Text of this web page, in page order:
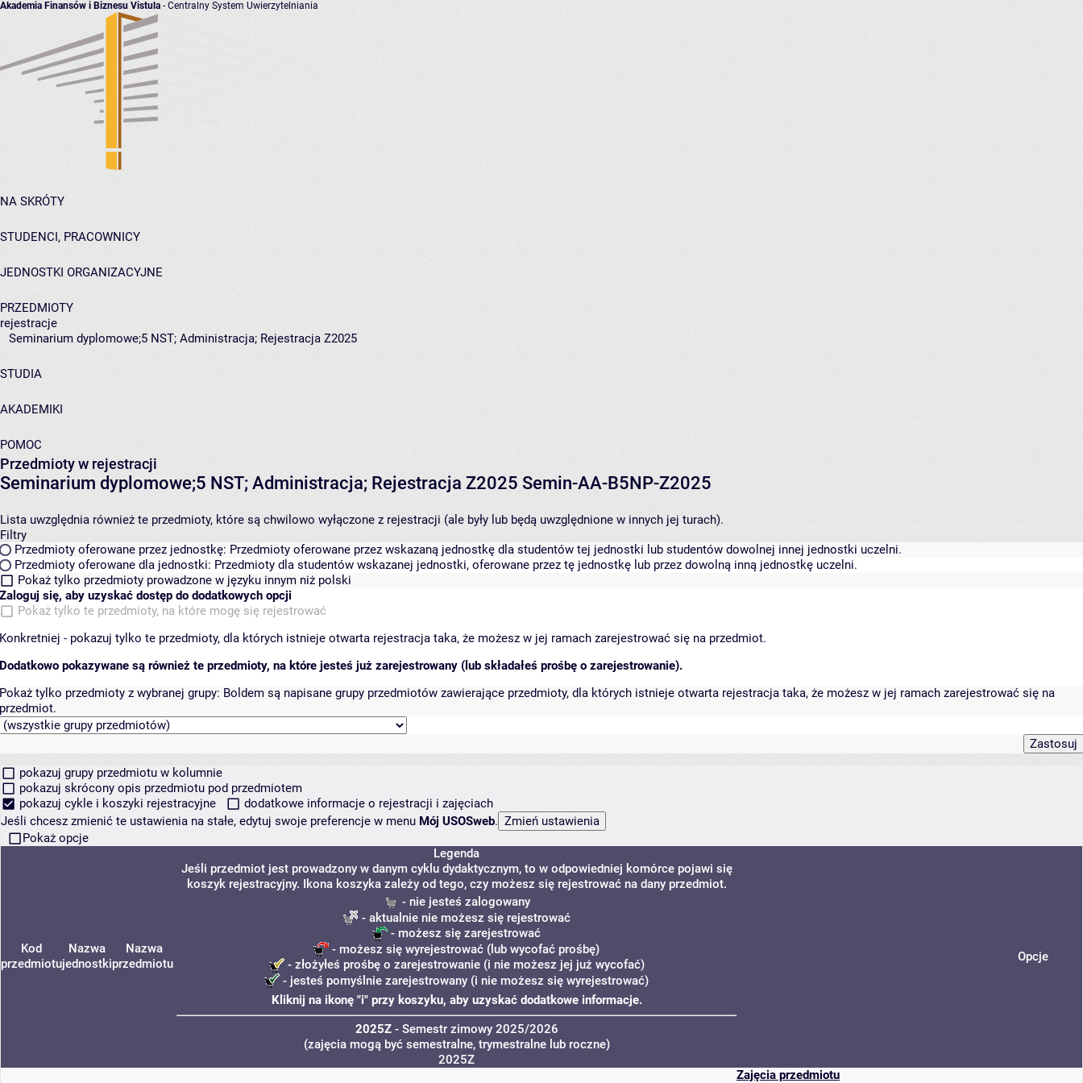
Akademia Finansów i Biznesu Vistula - Centralny System Uwierzytelniania
NA SKRÓTY
STUDENCI, PRACOWNICY
JEDNOSTKI ORGANIZACYJNE
PRZEDMIOTY
rejestracje
Seminarium dyplomowe;5 NST; Administracja; Rejestracja Z2025
STUDIA
AKADEMIKI
POMOC
Przedmioty w rejestracji
Seminarium dyplomowe;5 NST; Administracja; Rejestracja Z2025 Semin-AA-B5NP-Z2025
Lista uwzględnia również te przedmioty, które są chwilowo wyłączone z rejestracji (ale były lub będą uwzględnione w innych jej turach).
Filtry
Przedmioty oferowane przez jednostkę: Przedmioty oferowane przez wskazaną jednostkę dla studentów tej jednostki lub studentów dowolnej innej jednostki uczelni.
Przedmioty oferowane dla jednostki: Przedmioty dla studentów wskazanej jednostki, oferowane przez tę jednostkę lub przez dowolną inną jednostkę uczelni.
Pokaż tylko przedmioty prowadzone w języku innym niż polski
Zaloguj się, aby uzyskać dostęp do dodatkowych opcji
Pokaż tylko te przedmioty, na które mogę się rejestrować
Konkretniej - pokazuj tylko te przedmioty, dla których istnieje otwarta rejestracja taka, że możesz w jej ramach zarejestrować się na przedmiot.
Dodatkowo pokazywane są również te przedmioty, na które jesteś już zarejestrowany (lub składałeś prośbę o zarejestrowanie).
Pokaż tylko przedmioty z wybranej grupy: Boldem są napisane grupy przedmiotów zawierające przedmioty, dla których istnieje otwarta rejestracja taka, że możesz w jej ramach zarejestrować się na
przedmiot.
pokazuj grupy przedmiotu w kolumnie
pokazuj skrócony opis przedmiotu pod przedmiotem
pokazuj cykle i koszyki rejestracyjne
dodatkowe informacje o rejestracji i zajęciach
Jeśli chcesz zmienić te ustawienia na stałe, edytuj swoje preferencje w menu Mój USOSweb.
Pokaż opcje
Kod
przedmiotu
Nazwa
jednostki
Nazwa
przedmiotu
Legenda
Jeśli przedmiot jest prowadzony w danym cyklu dydaktycznym, to w odpowiedniej komórce pojawi się
koszyk rejestracyjny. Ikona koszyka zależy od tego, czy możesz się rejestrować na dany przedmiot.
- nie jesteś zalogowany
- aktualnie nie możesz się rejestrować
- możesz się zarejestrować
- możesz się wyrejestrować (lub wycofać prośbę)
- złożyłeś prośbę o zarejestrowanie (i nie możesz jej już wycofać)
- jesteś pomyślnie zarejestrowany (i nie możesz się wyrejestrować)
Kliknij na ikonę "i" przy koszyku, aby uzyskać dodatkowe informacje.
2025Z- Semestr zimowy 2025/2026
(zajęcia mogą być semestralne, trymestralne lub roczne)
Opcje
2025Z
Zajęcia przedmiotu